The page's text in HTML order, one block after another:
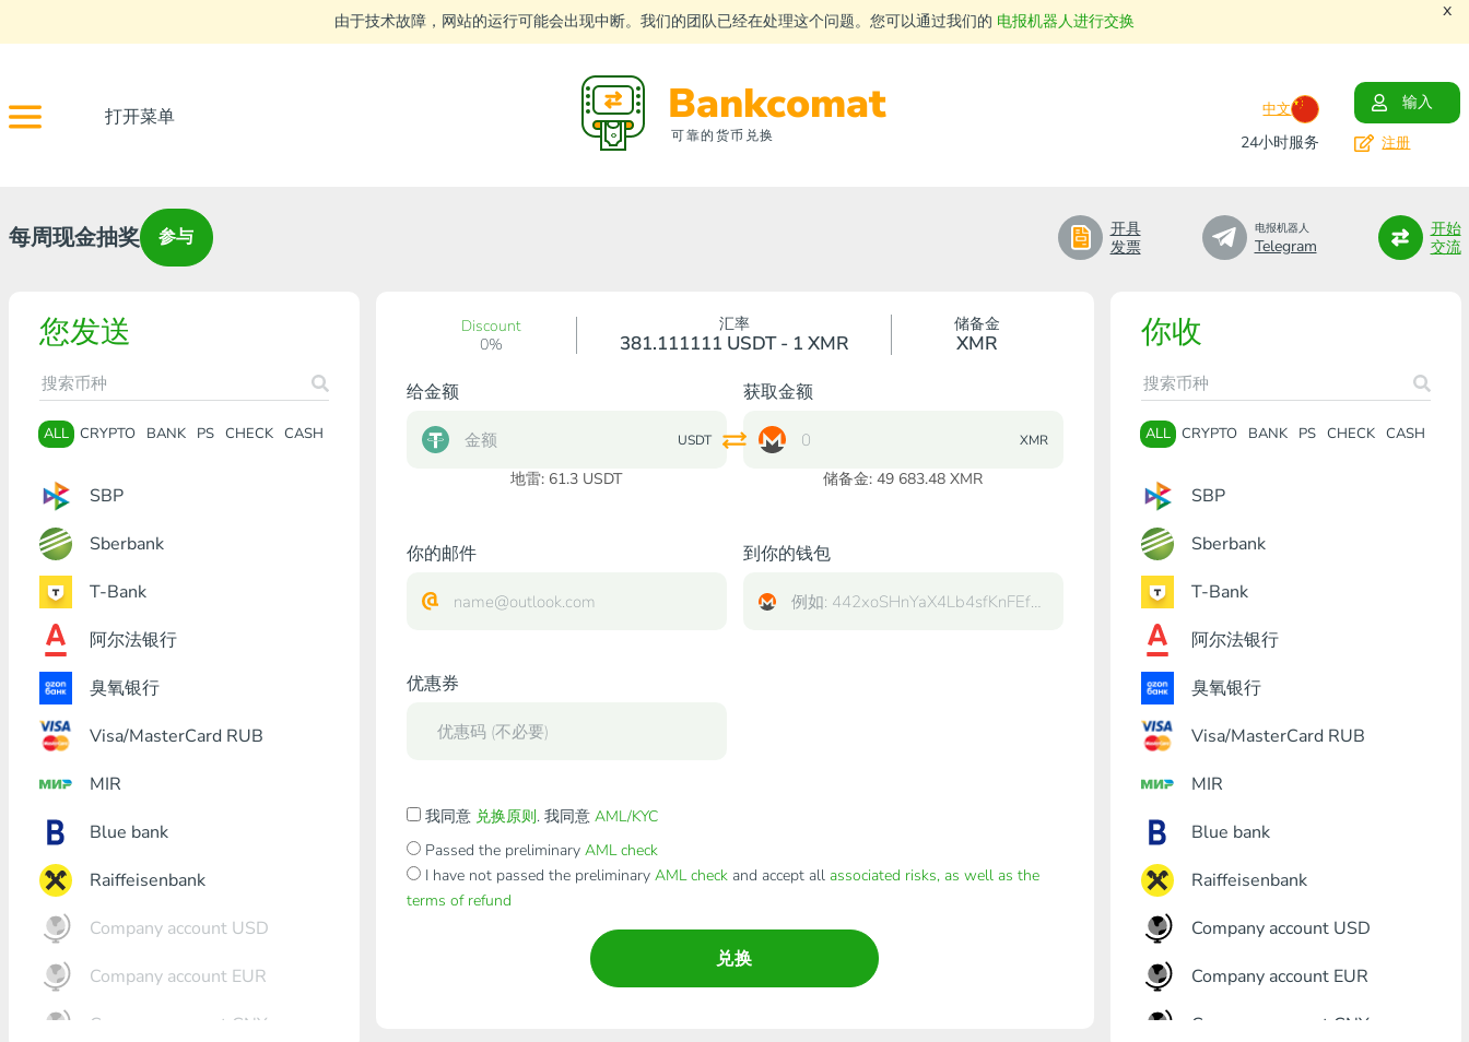
由于技术故障，网站的运行可能会出现中断。我们的团队已经在处理这个问题。您可以通过我们的 电报机器人进行交换 x
打开菜单 Bankcomat
可靠的货币兑换
中文
输入
24小时服务
注册
每周现金抽奖 参与
开具
发票
电报机器人
Telegram
开始
交流
您发送
ALL CRYPTO BANK PS CHECK CASH
SBP
Sberbank
T-Bank
阿尔法银行
臭氧银行
Visa/MasterCard RUB
MIR
Blue bank
Raiffeisenbank
Company account USD
Company account EUR
Company account CNY
你收
ALL CRYPTO BANK PS CHECK CASH
SBP
Sberbank
T-Bank
阿尔法银行
臭氧银行
Visa/MasterCard RUB
MIR
Blue bank
Raiffeisenbank
Company account USD
Company account EUR
Company account CNY
Discount
0%
汇率
381.111111 USDT - 1 XMR
储备金
XMR
给金额
USDT
地雷: 61.3 USDT
获取金额
XMR
储备金: 49 683.48 XMR
你的邮件 到你的钱包
优惠券
我同意 兑换原则. 我同意 AML/KYC
Passed the preliminary AML check
I have not passed the preliminary AML checkand accept all associated risks, as well as the
terms of refund
兑换